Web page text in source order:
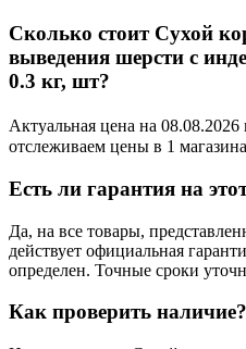
Сколько стоит Сухой
выведения шерсти с
0.3 кг, шт?
Актуальная цена на
отслеживаем цены в 1
Есть ли гарантия на
Да, на все товары,
действует официальная
определен. Точные сроки
Как проверить наличие?